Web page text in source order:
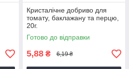
Кристалічне добриво для
томату, баклажану та перцю,
20г.
Готово до відправки
5,88 ₴ 6,19 ₴